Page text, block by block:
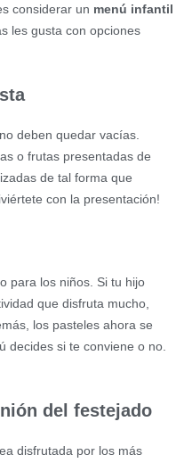
considerar un menú infantil
les gusta con opciones
deben quedar vacías.
o frutas presentadas de
de tal forma que
con la presentación!
para los niños. Si tu hijo
que disfruta mucho,
los pasteles ahora se
decides si te conviene o no.
del festejado
disfrutada por los más